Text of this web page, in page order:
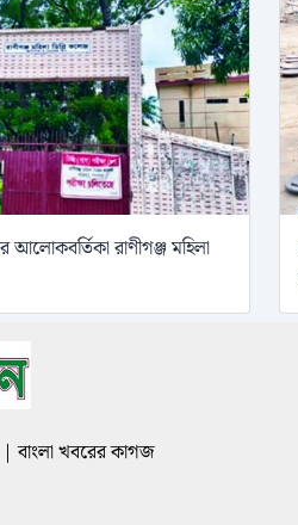
আলোকবর্তিকা রাণীগঞ্জ মহিলা
| বাংলা খবরের কাগজ